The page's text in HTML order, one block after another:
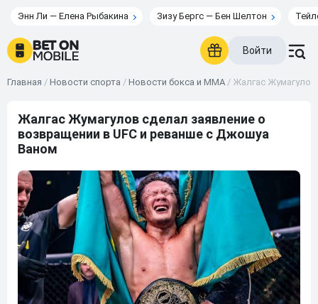
Энн Ли — Елена Рыбакина Зизу Бергс — Бен Шелтон
Войти
Главная / Новости спорта / Новости бокса и ММА / Жалгас
Жалгас Жумагулов сделал заявление о
возвращении в UFC и реванше с Джошуа
Ваном